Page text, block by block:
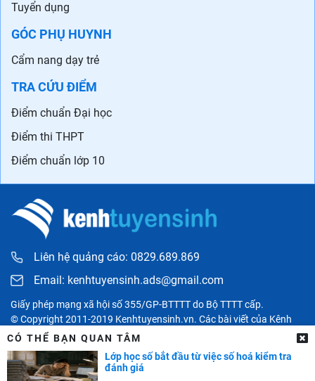
Tuyển dụng
GÓC PHỤ HUYNH
Cẩm nang dạy trẻ
TRA CỨU ĐIỂM
Điểm chuẩn Đại học
Điểm thi THPT
Điểm chuẩn lớp 10
Liên hệ quảng cáo: 0829.689.869
Email: kenhtuyensinh.ads@gmail.com
Giấy phép mạng xã hội số 355/GP-BTTTT do Bộ TTTT cấp.
© Copyright 2011-2019 Kenhtuyensinh.vn. Các bài viết của Kênh
tuyển sinh chỉ có tính chất tham khảo, được tổng hợp từ các nguồn
uy tín khác và bản quyền thuộc về các đối tác. Mọi thông tin liên
quan người đọc có thể liên hệ trực tiếp đến các cơ quan, tổ chức
hoặc cá nhân được đề cập trong bài viết.
CÓ THỂ BẠN QUAN TÂM
Lớp học số bắt đầu từ việc số hoá kiểm tra
đánh giá